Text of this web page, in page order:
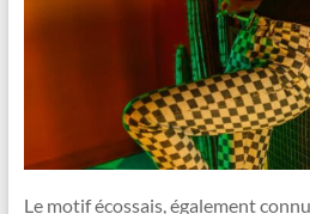
Le motif écossais, également